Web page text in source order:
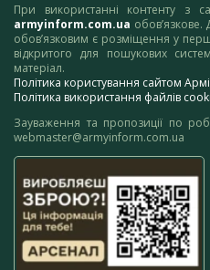
При використанні контенту з
armyinform.com.ua обов’язкове.
обов’язковим є розміщення у
відкритого для пошукових
матеріал.
Політика користування сайтом
Політика використання файлів
Зауваження та пропозиції по
webmaster@armyinform.com.ua